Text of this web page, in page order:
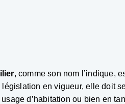
, comme son nom l’indique,
en vigueur, elle doit
d’habitation ou bien en